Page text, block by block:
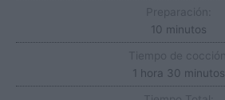
10 minutos
minutos
1 hora
hora 30 minutos
minutos